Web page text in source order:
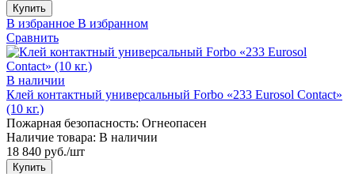
Купить
В избранное В избранном
Сравнить
В наличии
Клей контактный универсальный Forbo «233 Eurosol Contact»
(10 кг.)
Пожарная безопасность: Огнеопасен
Наличие товара: В наличии
18 840 руб./шт
Купить